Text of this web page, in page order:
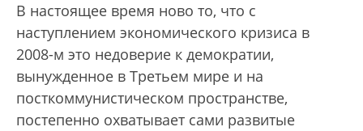
В настоящее время ново то, что с
наступлением экономического кризиса в
2008-м это недоверие к демократии,
вынужденное в Третьем мире и на
посткоммунистическом пространстве,
постепенно охватывает сами развитые